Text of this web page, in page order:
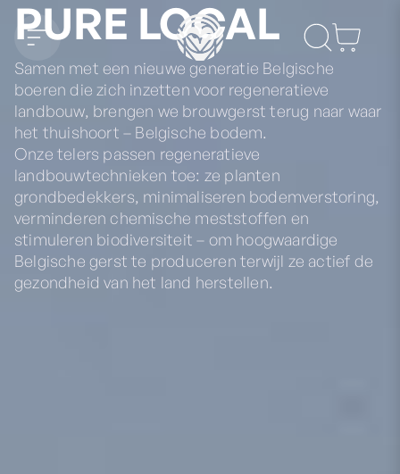
PURE LOCAL
Samen met een nieuwe generatie Belgische
boeren die zich inzetten voor regeneratieve
landbouw, brengen we brouwgerst terug naar waar
het thuishoort – Belgische bodem.
Onze telers passen regeneratieve
landbouwtechnieken toe: ze planten
grondbedekkers, minimaliseren bodemverstoring,
verminderen chemische meststoffen en
stimuleren biodiversiteit – om hoogwaardige
Belgische gerst te produceren terwijl ze actief de
gezondheid van het land herstellen.